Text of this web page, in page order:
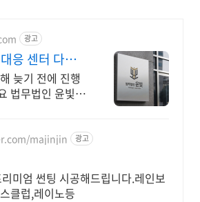
광고
응 센터 다수
보유
늦기 전에 진행
법무법인 윤빛은
majinjin 광고
미엄 썬팅 시공해드립니다.레인보
클럽,레이노등